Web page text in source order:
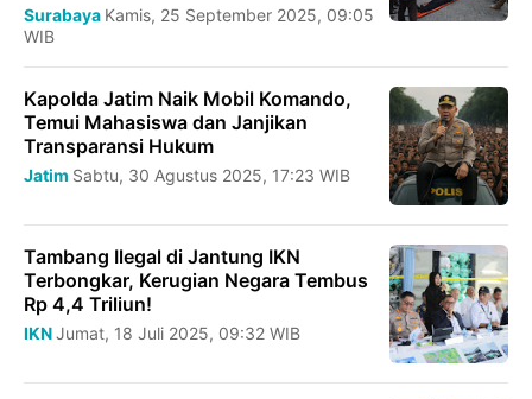
Surabaya Kamis, 25 September 2025, 09:05
WIB
Kapolda Jatim Naik Mobil Komando,
Temui Mahasiswa dan Janjikan
Transparansi Hukum
Jatim Sabtu, 30 Agustus 2025, 17:23 WIB
Tambang Ilegal di Jantung IKN
Terbongkar, Kerugian Negara Tembus
Rp 4,4 Triliun!
IKNJumat, 18 Juli 2025, 09:32 WIB